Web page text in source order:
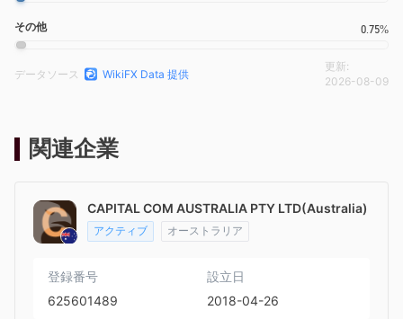
その他 0.75%
データソース WikiFX Data 提供
更新:
2026-08-09
関連企業
CAPITAL COM AUSTRALIA PTY LTD(Australia)
アクティブ オーストラリア
登録番号
625601489
設立日
2018-04-26